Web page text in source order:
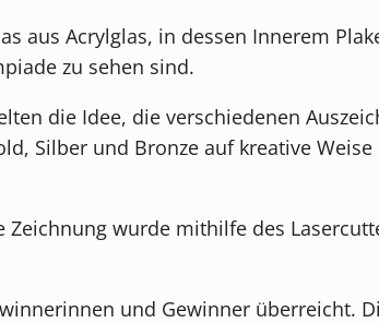
aus Acrylglas, in dessen Innerem
zu sehen sind.
die Idee, die verschiedenen
Silber und Bronze auf kreative
Zeichnung wurde mithilfe des
und Gewinner überreicht.